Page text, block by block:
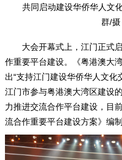
共同启动建设华侨华人文化
群/摄
大会开幕式上，江门正式启
作重要平台建设。《粤港澳大
出“支持江门建设华侨华人文化
江门市参与粤港澳大湾区建设
力推进交流合作平台建设，目
流合作重要平台建设方案》编制